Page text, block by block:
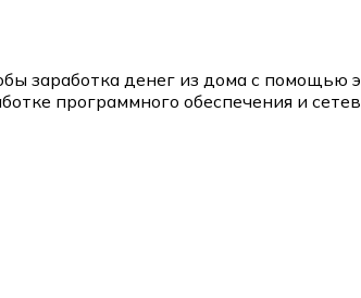
заработка денег из дома с помощью
программного обеспечения и